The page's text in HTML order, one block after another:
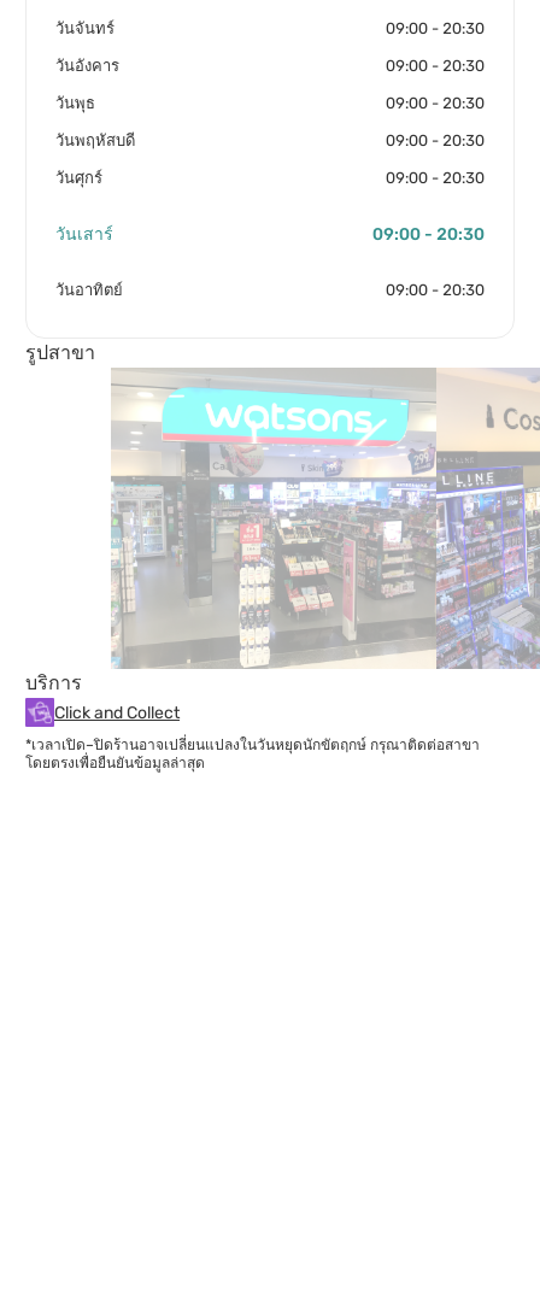
วันจันทร์ 09:00 - 20:30
วันอังคาร 09:00 - 20:30
วันพุธ 09:00 - 20:30
วันพฤหัสบดี 09:00 - 20:30
วันศุกร์ 09:00 - 20:30
วันเสาร์ 09:00 - 20:30
วันอาทิตย์ 09:00 - 20:30
รูปสาขา
บริการ
Click and Collect
*เวลาเปิด–ปิดร้านอาจเปลี่ยนแปลงในวันหยุดนักขัตฤกษ์ กรุณาติดต่อสาขา
โดยตรงเพื่อยืนยันข้อมูลล่าสุด